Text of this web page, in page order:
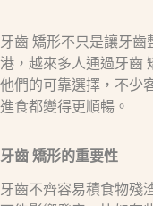
牙齒 矯形不只是讓牙
港，越來多人通過牙齒
他們的可靠選擇，不少
進食都變得更順暢。​
牙齒 矯形的重要性​
牙齒不齊容易積食物殘